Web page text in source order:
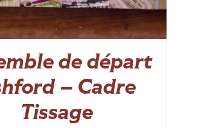
de départ
– Cadre
Tissage